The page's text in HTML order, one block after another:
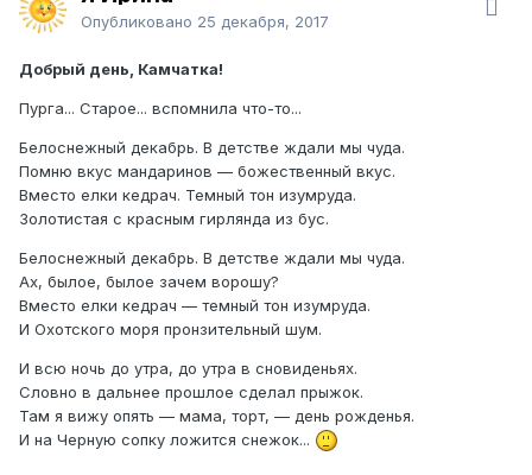
Опубликовано 25 декабря, 2017
Добрый день, Камчатка!
Пурга... Старое... вспомнила что-то...
Белоснежный декабрь. В детстве ждали мы чуда.
Помню вкус мандаринов — божественный вкус.
Вместо елки кедрач. Темный тон изумруда.
Золотистая с красным гирлянда из бус.
Белоснежный декабрь. В детстве ждали мы чуда.
Ах, былое, былое зачем ворошу?
Вместо елки кедрач — темный тон изумруда.
И Охотского моря пронзительный шум.
И всю ночь до утра, до утра в сновиденьях.
Словно в дальнее прошлое сделал прыжок.
Там я вижу опять — мама, торт, — день рожденья.
И на Черную сопку ложится снежок...